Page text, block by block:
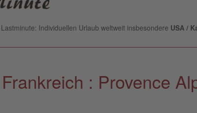
Individuellen Urlaub weltweit insbesondere USA /
: Provence